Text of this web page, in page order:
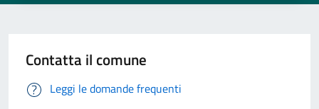
Contatta il comune
Leggi le domande frequenti